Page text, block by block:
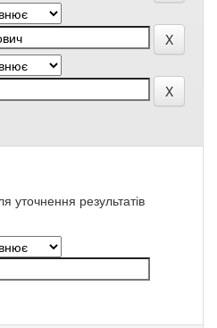
уточнення результатів